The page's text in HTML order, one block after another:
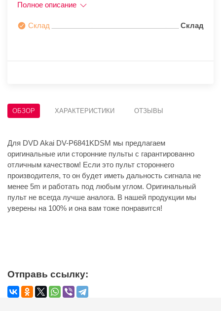
Полное описание
Склад Склад
ОБЗОР ХАРАКТЕРИСТИКИ ОТЗЫВЫ
Для DVD Akai DV-P6841KDSM мы предлагаем
оригинальные или сторонние пульты с гарантированно
отличным качеством! Если это пульт стороннего
производителя, то он будет иметь дальность сигнала не
менее 5m и работать под любым углом. Оригинальный
пульт не всегда лучше аналога. В нашей продукции мы
уверены на 100% и она вам тоже понравится!
Отправь ссылку: